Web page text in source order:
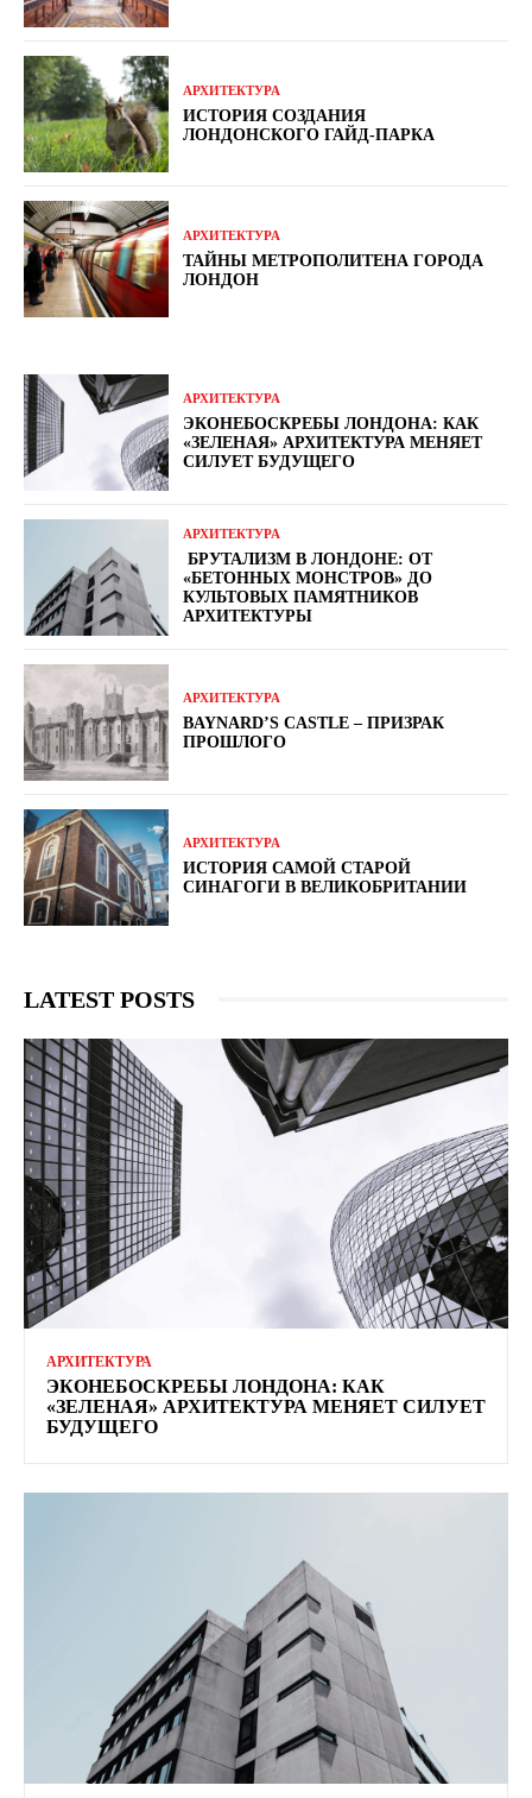
АРХИТЕКТУРА
ИСТОРИЯ СОЗДАНИЯ
ЛОНДОНСКОГО ГАЙД-ПАРКА
АРХИТЕКТУРА
ТАЙНЫ МЕТРОПОЛИТЕНА ГОРОДА
ЛОНДОН
АРХИТЕКТУРА
ЭКОНЕБОСКРЕБЫ ЛОНДОНА: КАК
«ЗЕЛЕНАЯ» АРХИТЕКТУРА МЕНЯЕТ
СИЛУЕТ БУДУЩЕГО
АРХИТЕКТУРА
БРУТАЛИЗМ В ЛОНДОНЕ: ОТ
«БЕТОННЫХ МОНСТРОВ» ДО
КУЛЬТОВЫХ ПАМЯТНИКОВ
АРХИТЕКТУРЫ
АРХИТЕКТУРА
BAYNARD’S CASTLE – ПРИЗРАК
ПРОШЛОГО
АРХИТЕКТУРА
ИСТОРИЯ САМОЙ СТАРОЙ
СИНАГОГИ В ВЕЛИКОБРИТАНИИ
LATEST POSTS
АРХИТЕКТУРА
ЭКОНЕБОСКРЕБЫ ЛОНДОНА: КАК
«ЗЕЛЕНАЯ» АРХИТЕКТУРА МЕНЯЕТ СИЛУЕТ
БУДУЩЕГО